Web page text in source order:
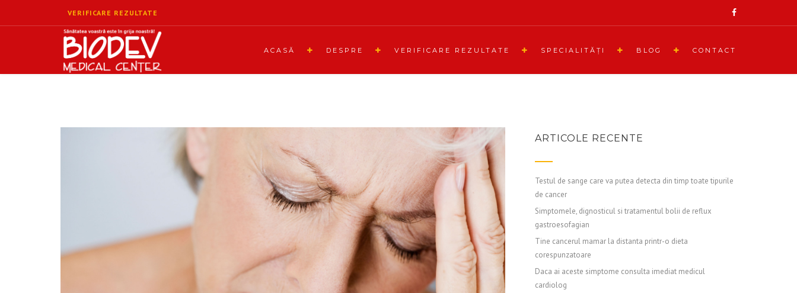
VERIFICARE REZULTATE
ACASĂ DESPRE VERIFICARE REZULTATE SPECIALITĂŢI BLOG CONTACT
ARTICOLE RECENTE
Testul de sange care va putea detecta din timp toate tipurile
de cancer
Simptomele, dignosticul si tratamentul bolii de reflux
gastroesofagian
Tine cancerul mamar la distanta printr-o dieta
corespunzatoare
Daca ai aceste simptome consulta imediat medicul
cardiolog